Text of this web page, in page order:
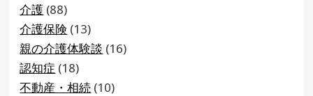
介護 (88)
介護保険 (13)
親の介護体験談 (16)
認知症 (18)
不動産・相続 (10)